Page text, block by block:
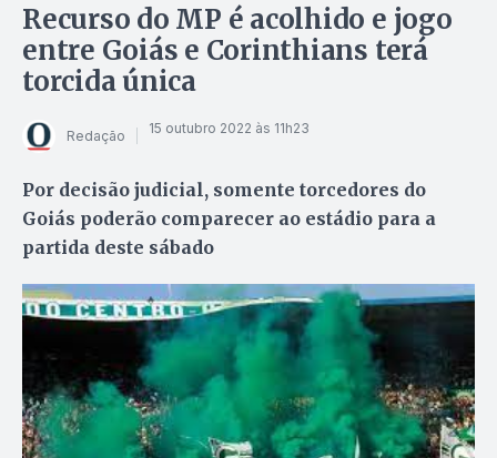
Recurso do MP é acolhido e jogo
entre Goiás e Corinthians terá
torcida única
Redação 15 outubro 2022 às 11h23
Por decisão judicial, somente torcedores do
Goiás poderão comparecer ao estádio para a
partida deste sábado